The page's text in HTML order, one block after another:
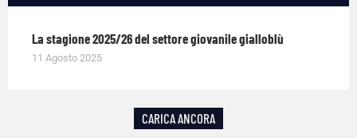
La stagione 2025/26 del settore giovanile gialloblù
11 Agosto 2025
CARICA ANCORA